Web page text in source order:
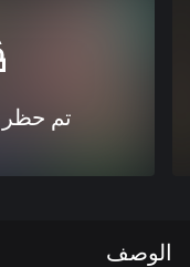
تم حظر
الوصف